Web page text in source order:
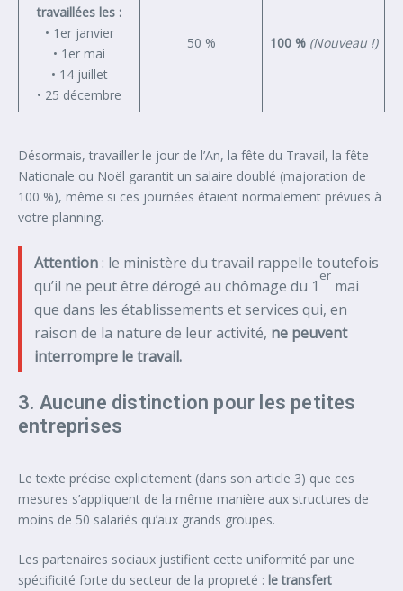
travaillées les :
• 1er janvier
• 1er mai
• 14 juillet
• 25 décembre
50 % 100 % (Nouveau !)
Désormais, travailler le jour de l’An, la fête du Travail, la fête
Nationale ou Noël garantit un salaire doublé (majoration de
100 %), même si ces journées étaient normalement prévues à
votre planning.
Attention: le ministère du travail rappelle toutefois
qu’il ne peut être dérogé au chômage du 1
er
mai
que dans les établissements et services qui, en
raison de la nature de leur activité, ne peuvent
interrompre le travail.
3. Aucune distinction pour les petites
entreprises
Le texte précise explicitement (dans son article 3) que ces
mesures s’appliquent de la même manière aux structures de
moins de 50 salariés qu’aux grands groupes.
Les partenaires sociaux justifient cette uniformité par une
spécificité forte du secteur de la propreté : le transfert